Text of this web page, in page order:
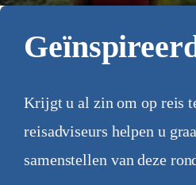
Krijgt u al zin om op reis
reisadviseurs helpen u
samenstellen van deze